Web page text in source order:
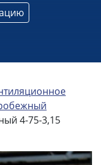
4-75-3,15